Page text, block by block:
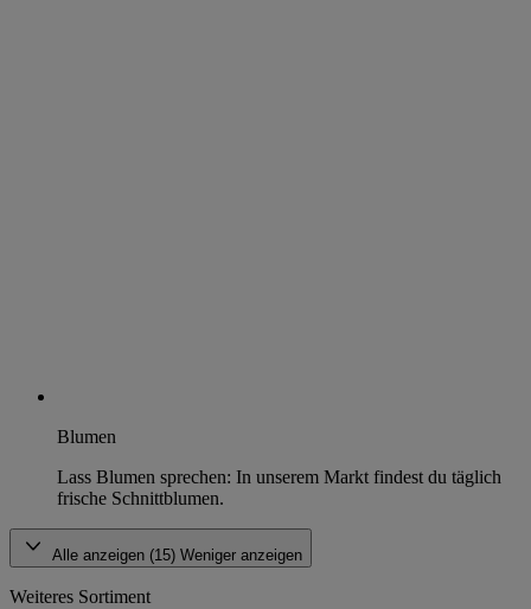
Blumen
Lass Blumen sprechen: In unserem Markt findest du täglich
frische Schnittblumen.
Alle anzeigen (15) Weniger anzeigen
Weiteres Sortiment